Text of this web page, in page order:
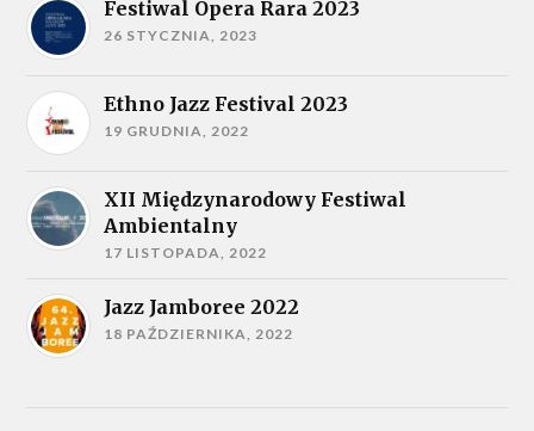
Festiwal Opera Rara 2023
26 STYCZNIA, 2023
Ethno Jazz Festival 2023
19 GRUDNIA, 2022
XII Międzynarodowy Festiwal
Ambientalny
17 LISTOPADA, 2022
Jazz Jamboree 2022
18 PAŹDZIERNIKA, 2022